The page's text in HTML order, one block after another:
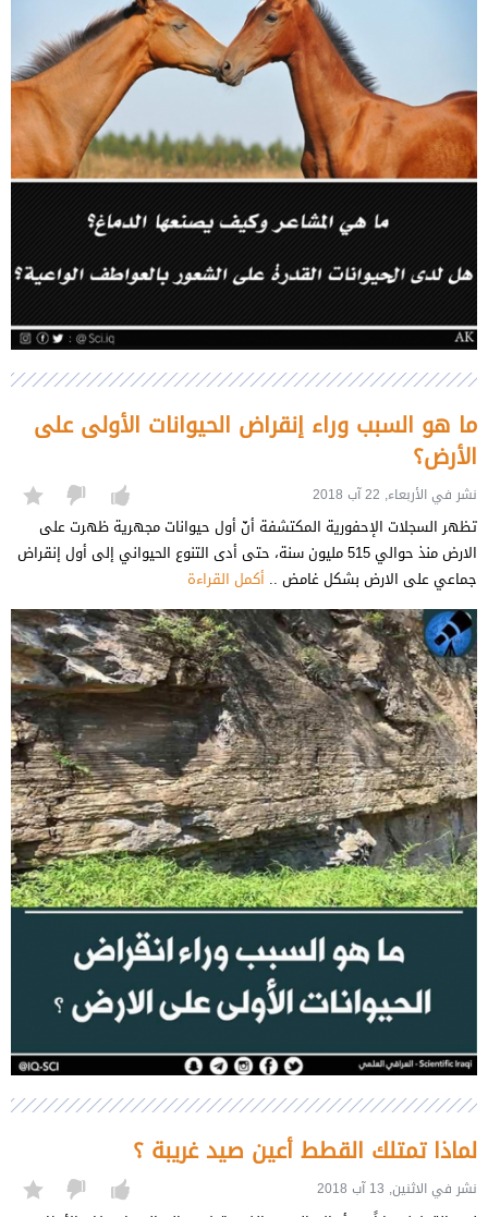
ما هو السبب وراء إنقراض الحيوانات الأولى على
الأرض؟
نشر في الأربعاء, 22 آب 2018
تظهر السجلات الإحفورية المكتشفة أنّ أول حيوانات مجهرية ظهرت على
الارض منذ حوالي 515 مليون سنة، حتى أدى التنوع الحيواني إلى أول إنقراض
جماعي على الارض بشكل غامض .. أكمل القراءة
لماذا تمتلك القطط أعين صيد غريبة ؟
نشر في الاثنين, 13 آب 2018